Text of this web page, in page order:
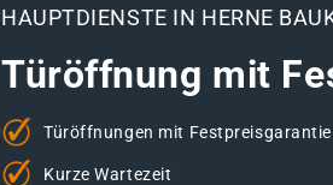
HAUPTDIENSTE IN HERNE
Türöffnung mit
Türöffnungen mit Festpreisgarantie
Kurze Wartezeit